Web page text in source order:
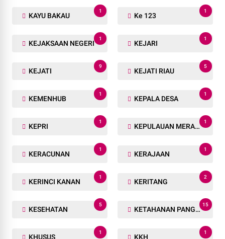
KAYU BAKAU
1
Ke 123
1
KEJAKSAAN NEGERI
1
KEJARI
1
KEJATI
9
KEJATI RIAU
5
KEMENHUB
1
KEPALA DESA
1
KEPRI
1
KEPULAUAN MERANTI
1
KERACUNAN
1
KERAJAAN
1
KERINCI KANAN
1
KERITANG
2
KESEHATAN
5
KETAHANAN PANGAN
15
KHUSUS
1
KKH
1